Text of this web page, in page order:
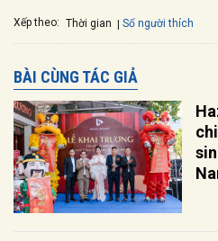
Xếp theo: Thời gian Số người thích
BÀI CÙNG TÁC GIẢ